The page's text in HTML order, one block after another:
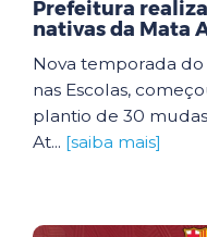
Prefeitura
nativas da Mata
Nova temporada do
nas Escolas,
plantio de 30
At... [saiba mais]